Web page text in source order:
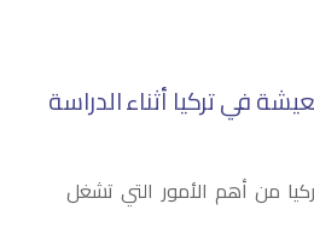
في تركيا أثناء الدراسة
من أهم الأمور التي تشغل